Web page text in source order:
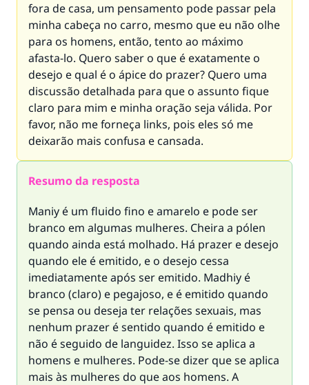
fora de casa, um pensamento pode passar pela
minha cabeça no carro, mesmo que eu não olhe
para os homens, então, tento ao máximo
afasta-lo. Quero saber o que é exatamente o
desejo e qual é o ápice do prazer? Quero uma
discussão detalhada para que o assunto fique
claro para mim e minha oração seja válida. Por
favor, não me forneça links, pois eles só me
deixarão mais confusa e cansada.
Resumo da resposta
Maniy é um fluido fino e amarelo e pode ser
branco em algumas mulheres. Cheira a pólen
quando ainda está molhado. Há prazer e desejo
quando ele é emitido, e o desejo cessa
imediatamente após ser emitido. Madhiy é
branco (claro) e pegajoso, e é emitido quando
se pensa ou deseja ter relações sexuais, mas
nenhum prazer é sentido quando é emitido e
não é seguido de languidez. Isso se aplica a
homens e mulheres. Pode-se dizer que se aplica
mais às mulheres do que aos homens. A